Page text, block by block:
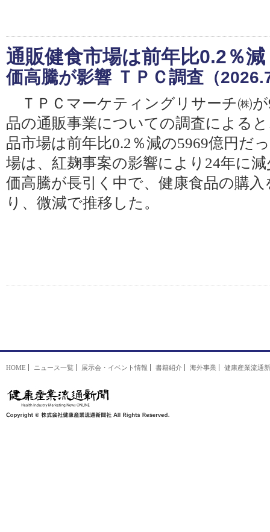
通販健食市場は前年比0.2％減
価高騰が影響 ＴＰＣ調査 （
ＴＰＣマーケティングリサーチ㈱
品の通販事業についての調査による
品市場は前年比0.2％減の5969億円だ
場は、紅麹事案の影響により24年に
価高騰が長引く中で、健康食品の購
り、微減で推移した。
HOME ニュース一覧 展示会・イベント情報 書籍紹介 海外事業 健康産業流通